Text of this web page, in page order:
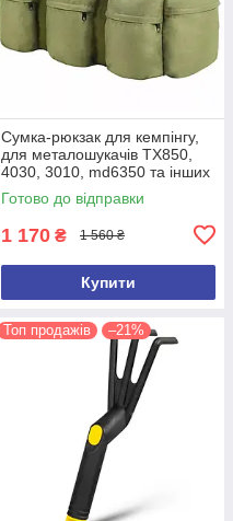
Сумка-рюкзак для кемпінгу,
для металошукачів TX850,
4030, 3010, md6350 та інших
(ємність 100 л)
Готово до відправки
1 170 ₴ 1 560 ₴
Купити
Топ продажів –21%